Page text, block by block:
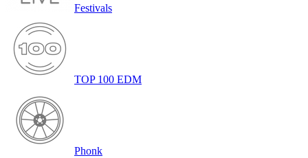
Festivals
TOP 100 EDM
Phonk